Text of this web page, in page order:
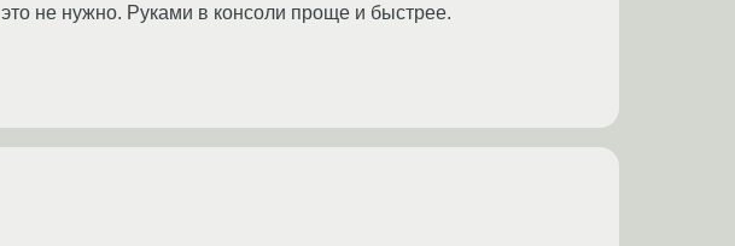
не нужно. Руками в консоли проще и быстрее.